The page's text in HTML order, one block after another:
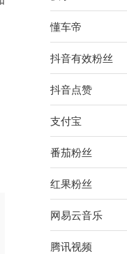
懂车帝
抖音有效粉丝
抖音点赞
支付宝
番茄粉丝
红果粉丝
网易云音乐
腾讯视频